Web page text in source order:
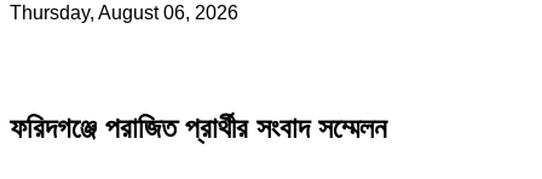
Thursday, August 06, 2026
ফরিদগঞ্জে পরাজিত প্রার্থীর সংবাদ সম্মেলন